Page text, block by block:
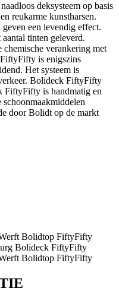
deksysteem op basis
reukarme kunstharsen.
een levendig effect.
tinten geleverd.
verankering met
is enigszins
Het systeem is
Bolideck FiftyFifty
FiftyFifty is handmatig en
schoonmaakmiddelen
door Bolidt op de markt